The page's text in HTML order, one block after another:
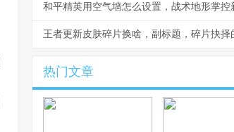
和平精英用空气墙怎么设置，战术地形掌控
热门文章